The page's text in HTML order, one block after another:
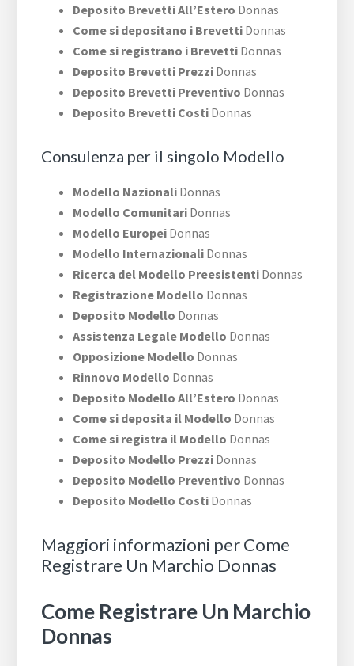
Deposito Brevetti All’Estero Donnas
Come si depositano i Brevetti Donnas
Come si registrano i Brevetti Donnas
Deposito Brevetti Prezzi Donnas
Deposito Brevetti Preventivo Donnas
Deposito Brevetti Costi Donnas
Consulenza per il singolo Modello
Modello Nazionali Donnas
Modello Comunitari Donnas
Modello Europei Donnas
Modello Internazionali Donnas
Ricerca del Modello Preesistenti Donnas
Registrazione Modello Donnas
Deposito Modello Donnas
Assistenza Legale Modello Donnas
Opposizione Modello Donnas
Rinnovo Modello Donnas
Deposito Modello All’Estero Donnas
Come si deposita il Modello Donnas
Come si registra il Modello Donnas
Deposito Modello Prezzi Donnas
Deposito Modello Preventivo Donnas
Deposito Modello Costi Donnas
Maggiori informazioni per Come
Registrare Un Marchio Donnas
Come Registrare Un Marchio
Donnas